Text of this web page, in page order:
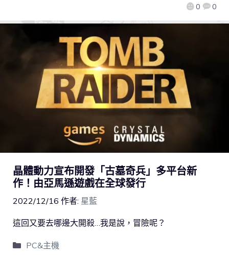
0 0
晶體動力宣布開發「古墓奇兵」多平台新
作！由亞馬遜遊戲在全球發行
2022/12/16 作者: 星藍
這回又要去哪邊大開殺…我是說，冒險呢？
PC&主機